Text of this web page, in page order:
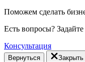
Поможем сделать
Есть вопросы?
Консультация
Вернуться
Закрыть